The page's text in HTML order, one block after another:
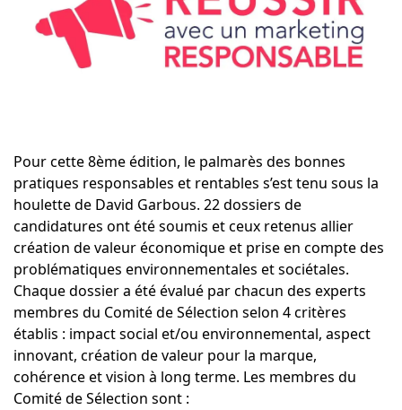
Pour cette 8ème édition, le palmarès des bonnes
pratiques responsables et rentables s’est tenu sous la
houlette de David Garbous. 22 dossiers de
candidatures ont été soumis et ceux retenus allier
création de valeur économique et prise en compte des
problématiques environnementales et sociétales.
Chaque dossier a été évalué par chacun des experts
membres du Comité de Sélection selon 4 critères
établis : impact social et/ou environnemental, aspect
innovant, création de valeur pour la marque,
cohérence et vision à long terme. Les membres du
Comité de Sélection sont :